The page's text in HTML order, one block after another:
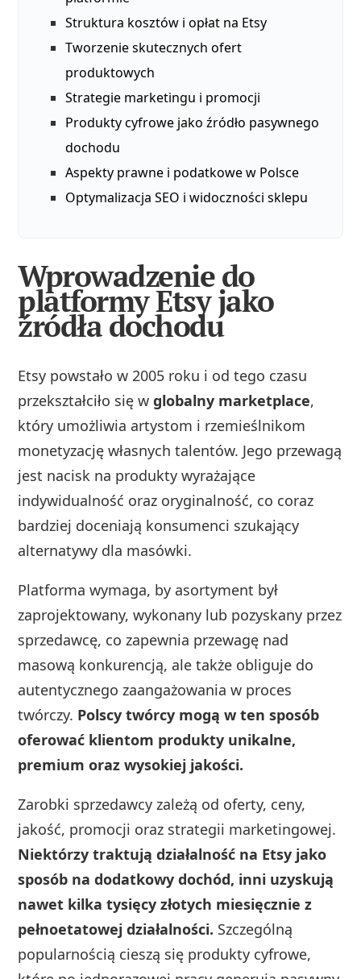
Struktura kosztów i opłat na Etsy
Tworzenie skutecznych ofert
produktowych
Strategie marketingu i promocji
Produkty cyfrowe jako źródło pasywnego
dochodu
Aspekty prawne i podatkowe w Polsce
Optymalizacja SEO i widoczności sklepu
Wprowadzenie do
platformy Etsy jako
źródła dochodu
Etsy powstało w 2005 roku i od tego czasu
przekształciło się wglobalny marketplace,
który umożliwia artystom i rzemieślnikom
monetyzację własnych talentów. Jego przewagą
jest nacisk na produkty wyrażające
indywidualność oraz oryginalność, co coraz
bardziej doceniają konsumenci szukający
alternatywy dla masówki.
Platforma wymaga, by asortyment był
zaprojektowany, wykonany lub pozyskany przez
sprzedawcę, co zapewnia przewagę nad
masową konkurencją, ale także obliguje do
autentycznego zaangażowania w proces
twórczy. Polscy twórcy mogą w ten sposób
oferować klientom produkty unikalne,
premium oraz wysokiej jakości.
Zarobki sprzedawcy zależą od oferty, ceny,
jakość, promocji oraz strategii marketingowej.
Niektórzy traktują działalność na Etsy jako
sposób na dodatkowy dochód, inni uzyskują
nawet kilka tysięcy złotych miesięcznie z
pełnoetatowej działalności. Szczególną
popularnością cieszą się produkty cyfrowe,